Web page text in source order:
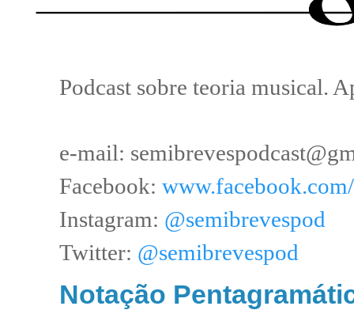
Podcast sobre teoria musical.
e-mail:
Facebook:
Instagram: @semibrevespod
Twitter: @semibrevespod
Notação